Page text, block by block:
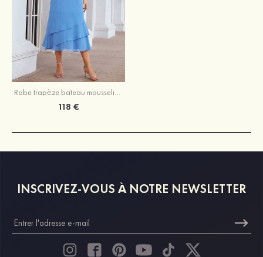
Robe trapèze bateau mousseline longueur mollet robe de mère de la mariée
118 €
INSCRIVEZ-VOUS À NOTRE NEWSLETTER